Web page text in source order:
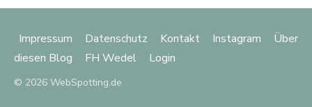
Impressum Datenschutz Kontakt Instagram
Über
diesen Blog
FH Wedel Login
© 2026 WebSpotting.de